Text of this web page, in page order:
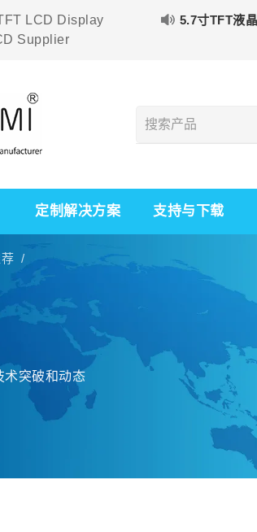
LCD Display
Supplier
5.7寸TFT液
定制解决方案 支持与下载
术突破和动态
荐 /